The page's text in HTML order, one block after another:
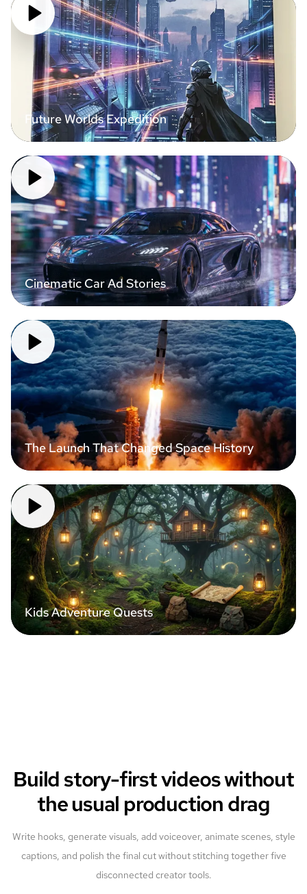
Future Worlds Expedition
Cinematic Car Ad Stories
The Launch That Changed Space History
Kids Adventure Quests
Build story-first videos without
the usual production drag
Write hooks, generate visuals, add voiceover, animate scenes, style
captions, and polish the final cut without stitching together five
disconnected creator tools.